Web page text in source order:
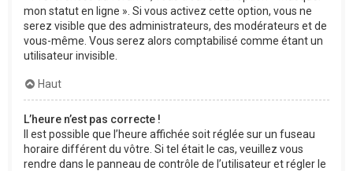
mon statut en ligne ». Si vous activez cette option, vous ne
serez visible que des administrateurs, des modérateurs et de
vous-même. Vous serez alors comptabilisé comme étant un
utilisateur invisible.
Haut
L’heure n’est pas correcte !
Il est possible que l’heure affichée soit réglée sur un fuseau
horaire différent du vôtre. Si tel était le cas, veuillez vous
rendre dans le panneau de contrôle de l’utilisateur et régler le